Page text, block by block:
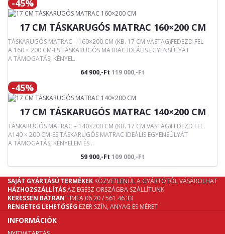
-45%
17 CM TÁSKARUGÓS MATRAC 160×200 CM
TÁSKARUGÓS MATRAC – 160×200 CM (KB. 17 CM VASTAG)FEDEZD FEL
A 160 × 200 CM-ES TÁSKARUGÓS MATRAC IDEÁLIS EGYENSÚLYÁT
A TÁMOGATÁS, KÉNYEL..
64 900,-Ft 119 000,-Ft
-45%
17 CM TÁSKARUGÓS MATRAC 140×200 CM
TÁSKARUGÓS MATRAC – 140×200 CM (KB. 17 CM VASTAG)FEDEZD FEL
A140 × 200 CM-ES TÁSKARUGÓS MATRAC IDEÁLIS EGYENSÚLYÁT
A TÁMOGATÁS, KÉNYELEM ÉS ..
59 900,-Ft 109 000,-Ft
SAJÁT GYÁRTÁSÚ TERMÉKEK KÖZVETLENÜL A GYÁRTÓTÓL VÁSÁROLHAT
HÁZHOZSZÁLLÍTÁSAZ EGÉSZ ORSZÁGBA SZÁLLÍTUNK
KERESSEN BÁTRAN TIMEA 06 20 / 561 46 33
RENGETEG LEHETŐSÉG EZER SZÍN, ANYAG ÉS MÉRET
INFORMÁCIÓK